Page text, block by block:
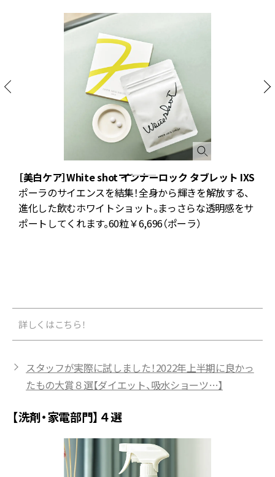
［美白ケア］White shot インナーロック タブレット IXS
ポーラのサイエンスを結集！全身から輝きを解放する、
進化した飲むホワイトショット。まっさらな透明感をサ
ポートしてくれます。60粒￥6,696（ポーラ）
詳しくはこちら！
スタッフが実際に試しました！2022年上半期に良かっ
たもの大賞８選【ダイエット、吸水ショーツ…】
【洗剤・家電部門】４選